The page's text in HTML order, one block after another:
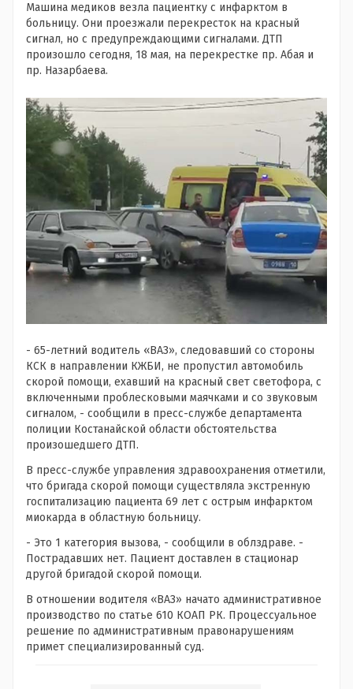
Машина медиков везла пациентку с инфарктом в
больницу. Они проезжали перекресток на красный
сигнал, но с предупреждающими сигналами. ДТП
произошло сегодня, 18 мая, на перекрестке пр. Абая и
пр. Назарбаева.
- 65-летний водитель «ВАЗ», следовавший со стороны
КСК в направлении КЖБИ, не пропустил автомобиль
скорой помощи, ехавший на красный свет светофора, с
включенными проблесковыми маячками и со звуковым
сигналом, - сообщили в пресс-службе департамента
полиции Костанайской области обстоятельства
произошедшего ДТП.
В пресс-службе управления здравоохранения отметили,
что бригада скорой помощи существляла экстренную
госпитализацию пациента 69 лет с острым инфарктом
миокарда в областную больницу.
- Это 1 категория вызова, - сообщили в облздраве. -
Пострадавших нет. Пациент доставлен в стационар
другой бригадой скорой помощи.
В отношении водителя «ВАЗ» начато административное
производство по статье 610 КОАП РК. Процессуальное
решение по административным правонарушениям
примет специализированный суд.